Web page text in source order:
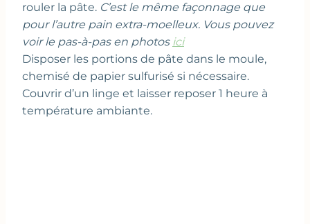
rouler la pâte. C’est le même façonnage que
pour l’autre pain extra-moelleux. Vous pouvez
voir le pas-à-pas en photos ici
Disposer les portions de pâte dans le moule,
chemisé de papier sulfurisé si nécessaire.
Couvrir d’un linge et laisser reposer 1 heure à
température ambiante.